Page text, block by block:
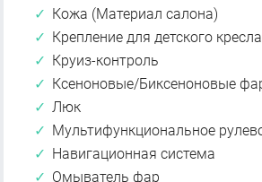
Кожа (Материал салона)
Крепление для детского
Круиз-контроль
Ксеноновые/Биксеноновые
Люк
Мультифункциональное
Навигационная система
Омыватель фар